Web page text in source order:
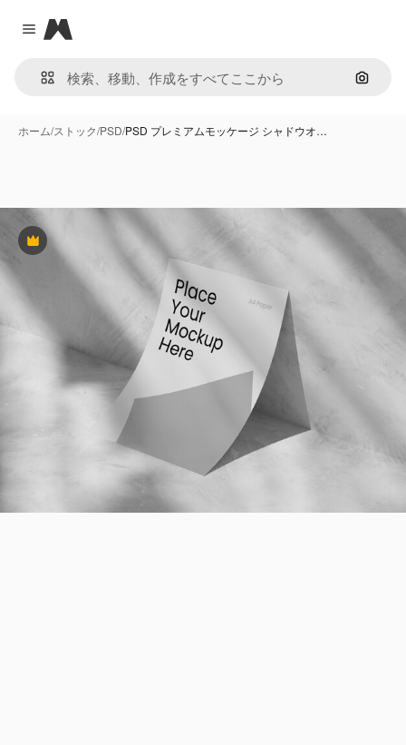
Close menu
Magnific
画像で
ホーム/ストック/PSD/PSD プレミアムモッケージ シャドウオ…
Premium